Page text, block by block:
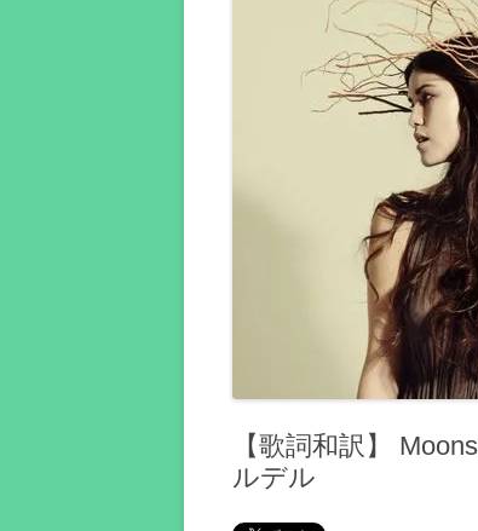
【歌詞和訳】
ルデル